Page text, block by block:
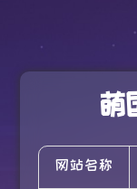
萌
网站名称